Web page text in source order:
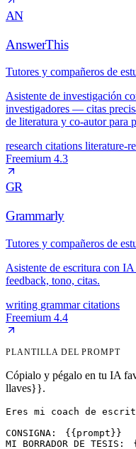
AN
AnswerThis
Tutores y compañeros de
Asistente de investigación
investigadores — citas
de literatura y co-autor para
research citations literature-
Freemium 4.3
GR
Grammarly
Tutores y compañeros de
Asistente de escritura con
feedback, tono, citas.
writing grammarcitations
Freemium 4.4
PLANTILLA DEL PROMPT
Cópialo y pégalo en tu IA
llaves}}.
Eres mi coach de
CONSIGNA:
{{prompt}}
MI BORRADOR DE TESIS: